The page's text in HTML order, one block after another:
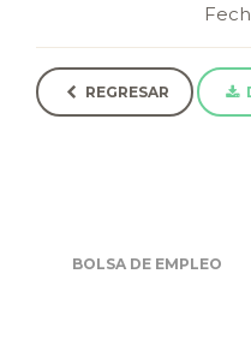
REGRESAR
BOLSA DE EMPLEO